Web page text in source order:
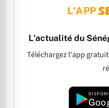
L'APP
L'actualité du
Téléchargez l'app